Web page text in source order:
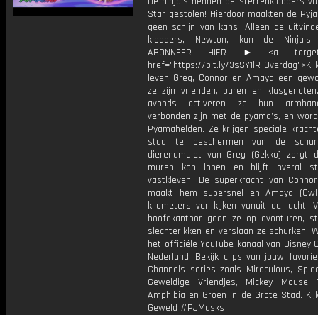
Star gestolen! Hierdoor maakten de
geen schijn van kans. Alleen de
klodders, Newton, kan de Ninja's
ABONNEER HIER ► <a
href="https://bit.ly/3sSY1lR
leven Greg, Connor en Amaya een
ze zijn vrienden, buren en
avonds activeren ze hun
verbonden zijn met de pyama’s, en
Pyamahelden. Ze krijgen speciale
stad te beschermen van de
dierenamulet van Greg (Gekko) zorgt
muren kan lopen en blijft overal
vastkleven. De superkracht van
maakt hem supersnel en Amaya
kilometers ver kijken vanuit de lucht.
hoofdkantoor gaan ze op avonturen,
slechterikken en verslaan ze schurken.
het officiële YouTube kanaal van Disney
Nederland! Bekijk clips van jouw
Channels series zoals Miraculous,
Geweldige Vriendjes, Mickey Mouse
Amphibia en Groen in de Grote Stad.
Geweld #PJMasks